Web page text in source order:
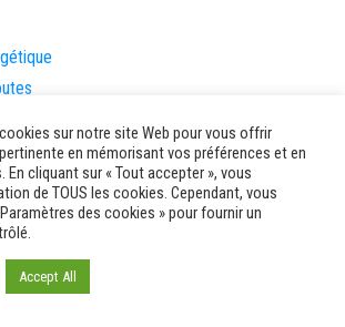
sur notre site Web pour vous offrir
en mémorisant vos préférences et en
cliquant sur « Tout accepter », vous
de TOUS les cookies. Cependant, vous
des cookies » pour fournir un
Accept All